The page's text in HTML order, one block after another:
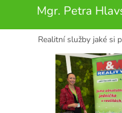
Mgr. Petra
Realitní služby jaké si